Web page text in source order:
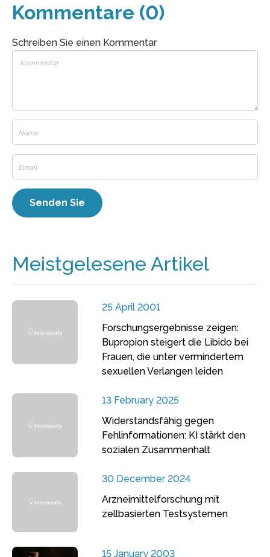
Kommentare (0)
Schreiben Sie einen Kommentar
Meistgelesene Artikel
25 April 2001
Forschungsergebnisse zeigen:
Bupropion steigert die Libido bei
Frauen, die unter vermindertem
sexuellen Verlangen leiden
13 February 2025
Widerstandsfähig gegen
Fehlinformationen: KI stärkt den
sozialen Zusammenhalt
30 December 2024
Arzneimittelforschung mit
zellbasierten Testsystemen
15 January 2003